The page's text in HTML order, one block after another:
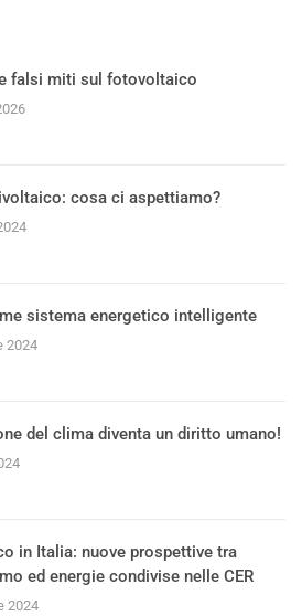
falsi miti sul fotovoltaico
cosa ci aspettiamo?
sistema energetico intelligente
2024
del clima diventa un diritto umano!
in Italia: nuove prospettive tra
ed energie condivise nelle CER
2024